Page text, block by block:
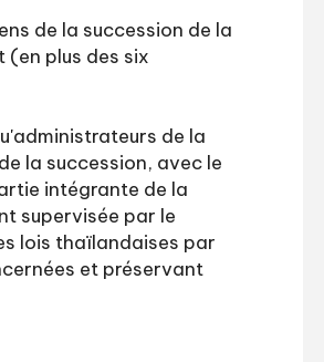
de la succession de la
plus des six
de la
la succession, avec le
intégrante de la
supervisée par le
lois thaïlandaises par
et préservant